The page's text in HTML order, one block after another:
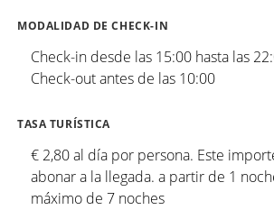
MODALIDAD DE CHECK-IN
Check-in desde las 15:00 hasta las
Check-out antes de las 10:00
TASA TURÍSTICA
€ 2,80 al día por persona. Este
abonar a la llegada. a partir de 1
máximo de 7 noches